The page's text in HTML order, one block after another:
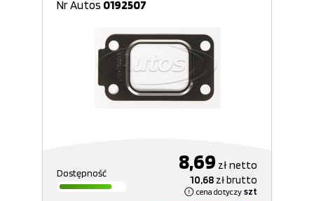
Nr Autos 0192507
Dostępność 8,69 złnetto
10,68 złbrutto
cena dotyczy szt